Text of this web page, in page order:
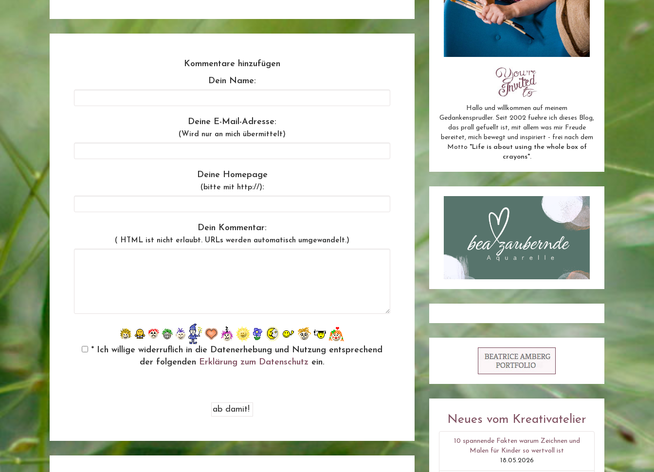
Kommentare hinzufügen
Dein Name:
Deine E-Mail-Adresse:
(Wird nur an mich übermittelt)
Deine Homepage
(bitte mit http://):
Dein Kommentar:
( HTML ist nicht erlaubt. URLs werden automatisch umgewandelt.)
* Ich willige widerruflich in die Datenerhebung und Nutzung entsprechend
der folgenden Erklärung zum Datenschutz ein.
Hallo und willkommen auf meinem
Gedankensprudler. Seit 2002 fuehre ich dieses Blog,
das prall gefuellt ist, mit allem was mir Freude
bereitet, mich bewegt und inspiriert - frei nach dem
Motto "Life is about using the whole box of
crayons".
Neues vom Kreativatelier
10 spannende Fakten warum Zeichnen und
Malen für Kinder so wertvoll ist
18.05.2026